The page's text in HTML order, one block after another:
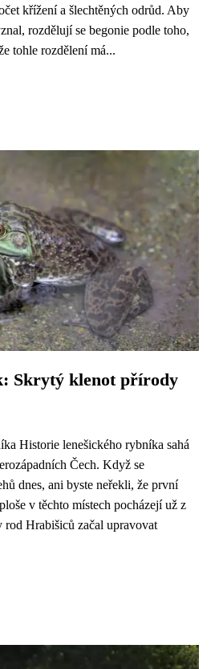
křížení a šlechtěných odrůd. Aby
rozdělují se begonie podle toho,
tohle rozdělení má...
Skrytý klenot přírody
Historie lenešického rybníka sahá
Čech. Když se
dnes, ani byste neřekli, že první
v těchto místech pocházejí už z
rod Hrabišiců začal upravovat